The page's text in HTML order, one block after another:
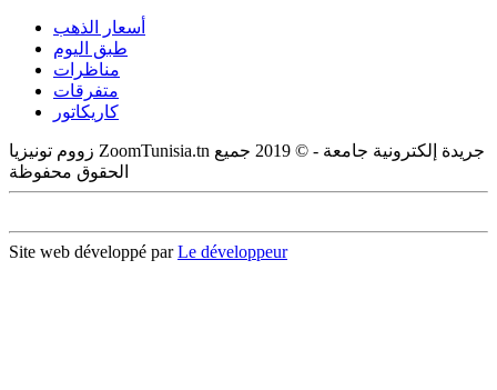
أسعار الذهب
طبق اليوم
مناظرات
متفرقات
كاريكاتور
زووم تونيزيا ZoomTunisia.tn جريدة إلكترونية جامعة - © 2019 جميع
الحقوق محفوظة
Site web développé parLe développeur